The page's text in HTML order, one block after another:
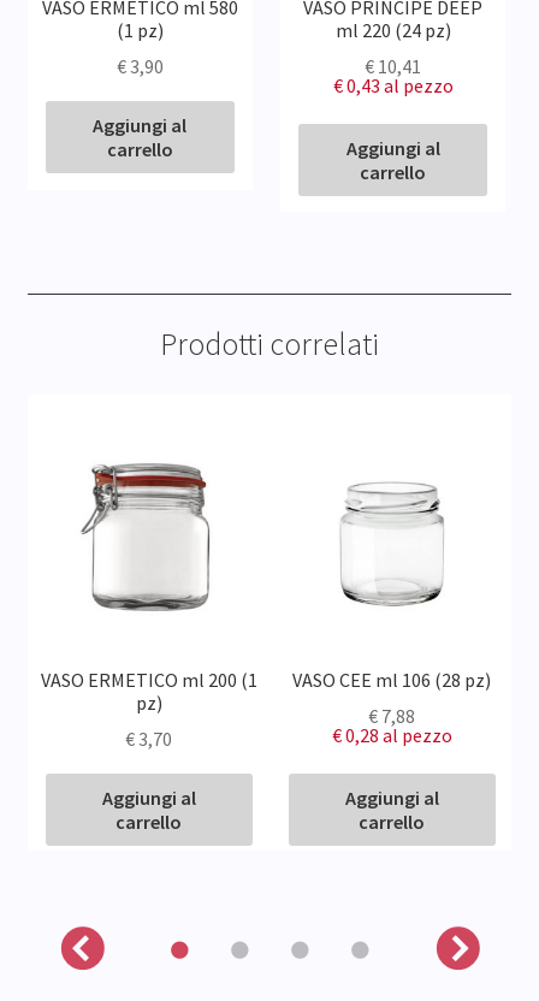
VASO ERMETICO ml 580
(1 pz)
€3,90
Aggiungi al
carrello
VASO PRINCIPE DEEP
ml 220 (24 pz)
€ 10,41
€ 0,43 al pezzo
Aggiungi al
carrello
Prodotti correlati
VASO ERMETICO ml 200 (1
pz)
€3,70
Aggiungi al
carrello
VASO CEE ml 106 (28 pz)
€ 7,88
€ 0,28 al pezzo
Aggiungi al
carrello